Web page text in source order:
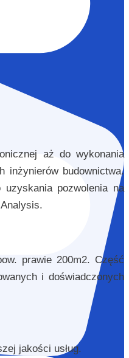
aż do wykonania
inżynierów budownictwa.
uzyskania pozwolenia na
prawie 200m2. Część
i doświadczonych
jakości usług.